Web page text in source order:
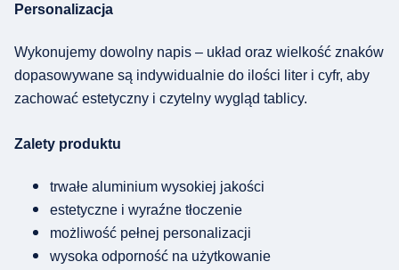
Personalizacja
Wykonujemy dowolny napis – układ oraz wielkość znaków
dopasowywane są indywidualnie do ilości liter i cyfr, aby
zachować estetyczny i czytelny wygląd tablicy.
Zalety produktu
trwałe aluminium wysokiej jakości
estetyczne i wyraźne tłoczenie
możliwość pełnej personalizacji
wysoka odporność na użytkowanie